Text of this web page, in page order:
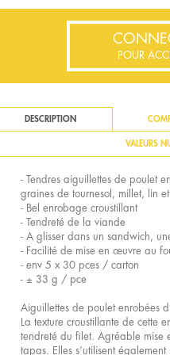
POUR
DESCRIPTION
VALEURS
- Tendres aiguillettes de poulet
graines de tournesol, millet, lin
- Bel enrobage croustillant
- Tendreté de la viande
- A glisser dans un sandwich,
- Facilité de mise en œuvre au
- env 5 x 30 pces / carton
- ± 33 g / pce
Aiguillettes de poulet enrobées
La texture croustillante de cette
tendreté du filet. Agréable mise
tapas. Elles s’utilisent